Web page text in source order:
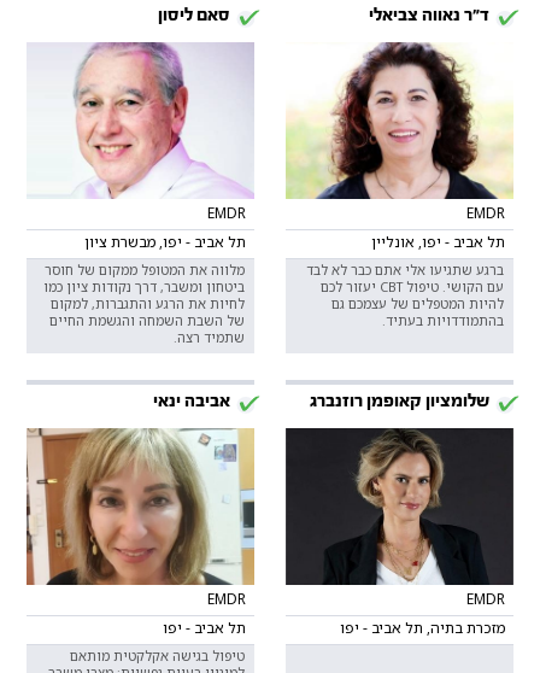
ד"ר נאווה צביאלי
EMDR
תל אביב - יפו, אונליין
ברגע שתגיעו אלי אתם כבר לא לבד
עם הקושי. טיפול CBT יעזור לכם
להיות המטפלים של עצמכם גם
בהתמודדויות בעתיד.
סאם ליסון
EMDR
תל אביב - יפו, מבשרת ציון
מלווה את המטופל ממקום של חוסר
ביטחון ומשבר, דרך נקודות ציון כמו
לחיות את הרגע והתגברות, למקום
של השבת השמחה והגשמת החיים
שתמיד רצה.
שלומציון קאופמן רוזנברג
EMDR
מזכרת בתיה, תל אביב - יפו
אביבה ינאי
EMDR
תל אביב - יפו
טיפול בגישה אקלקטית מותאם